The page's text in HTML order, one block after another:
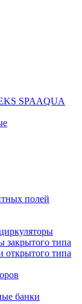
SPAAQUA
полей
закрытого типа
открытого типа
банки